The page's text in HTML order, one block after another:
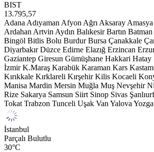
BIST
13.795,57
Adana Adıyaman Afyon Ağrı Aksaray Amasya
Ardahan Artvin Aydın Balıkesir Bartın Batman
Bingöl Bitlis Bolu Burdur Bursa Çanakkale
Diyarbakır Düzce Edirne Elazığ Erzincan
Gaziantep Giresun Gümüşhane Hakkari Hatay
İzmir K.Maraş Karabük Karaman Kars
Kırıkkale Kırklareli Kırşehir Kilis Kocaeli
Manisa Mardin Mersin Muğla Muş Nevşehir
Rize Sakarya Samsun Siirt Sinop Sivas
Tokat Trabzon Tunceli Uşak Van Yalova
İstanbul
Parçalı Bulutlu
30°C